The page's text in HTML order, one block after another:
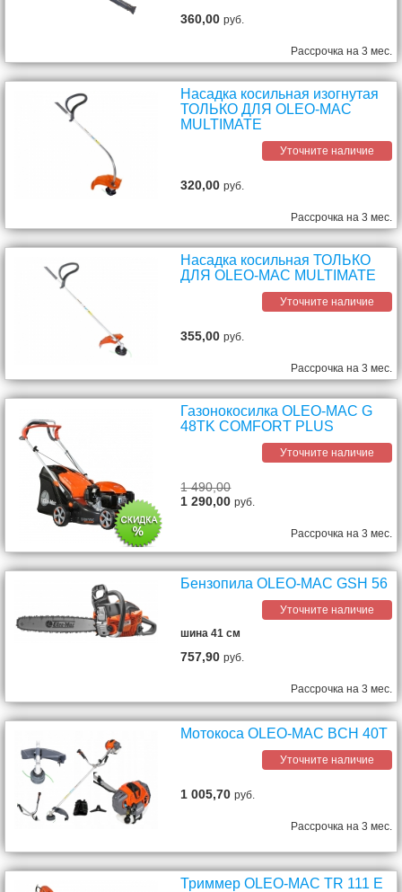
360,00руб.
Рассрочка на 3 мес.
Насадка косильная изогнутая
ТОЛЬКО ДЛЯ OLEO-MAC
MULTIMATE
Уточните наличие
320,00руб.
Рассрочка на 3 мес.
Насадка косильная ТОЛЬКО
ДЛЯ OLEO-MAC MULTIMATE
Уточните наличие
355,00руб.
Рассрочка на 3 мес.
Газонокосилка OLEO-MAC G
48TK COMFORT PLUS
Уточните наличие
1 490,00
1 290,00руб.
Рассрочка на 3 мес.
Бензопила OLEO-MAC GSH 56
Уточните наличие
шина 41 см
757,90руб.
Рассрочка на 3 мес.
Мотокоса OLEO-MAC BCH 40T
Уточните наличие
1 005,70руб.
Рассрочка на 3 мес.
Триммер OLEO-MAC TR 111 E